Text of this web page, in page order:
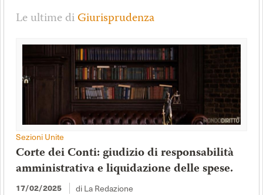
Le ultime diGiurisprudenza
Sezioni Unite
Corte dei Conti: giudizio di responsabilità
amministrativa e liquidazione delle spese.
17/02/2025
di La Redazione